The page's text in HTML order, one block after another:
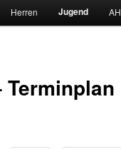
Herren Jugend AH
Terminplan